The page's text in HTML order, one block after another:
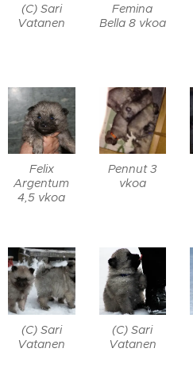
(C) Sari
Vatanen
Femina
Bella 8 vkoa
Felix
Argentum
4,5 vkoa
Pennut 3
vkoa
(C) Sari
Vatanen
(C) Sari
Vatanen